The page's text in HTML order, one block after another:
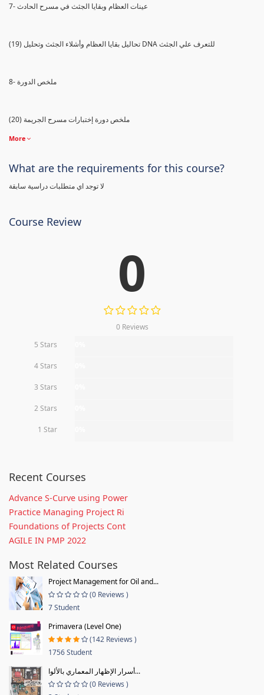
7- عينات العظام وبقايا الجثث في مسرح الحادث
(19) تحاليل بقايا العظام وأشلاء الجثث وتحليل DNA للتعرف علي الجثث
8- ملخص الدورة
(20) ملخص دورة إختبارات مسرح الجريمة
More
What are the requirements for this course?
لا توجد اي متطلبات دراسية سابقة
Course Review
0
0 Reviews
5 Stars
4 Stars
3 Stars
2 Stars
1 Star
Recent Courses
Advance S-Curve using Power
Practice Managing Project Ri
Foundations of Projects Cont
AGILE IN PMP 2022
Most Related Courses
Project Management for Oil and...
(0 Reviews )
7 Student
Primavera (Level One)
(142 Reviews )
1756 Student
أسرار الإظهار المعماري بالألوا...
(0 Reviews )